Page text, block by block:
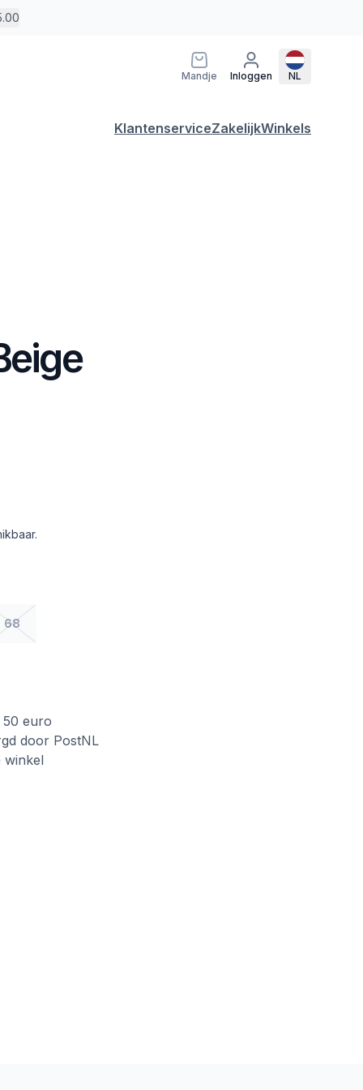
Mandje Inloggen NL
KlantenserviceZakelijkWinkels
68
50 euro
door PostNL
winkel